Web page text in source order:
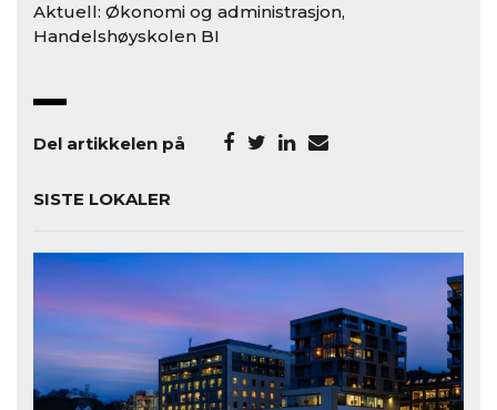
Aktuell: Økonomi og administrasjon,
Handelshøyskolen BI
Del artikkelen på
SISTE LOKALER